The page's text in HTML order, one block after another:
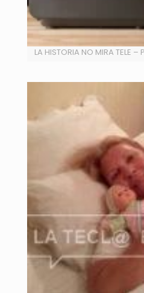
LA HISTORIA NO MIRA TELE –